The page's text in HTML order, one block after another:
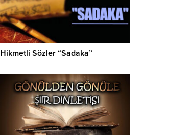
Hikmetli Sözler “Sadaka”